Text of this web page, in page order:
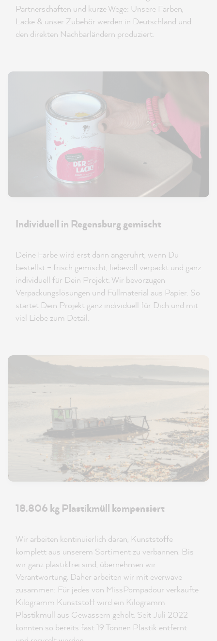
Partnerschaften und kurze Wege: Unsere Farben,
Lacke & unser Zubehör werden in Deutschland und
den direkten Nachbarländern produziert.
Individuell in Regensburg gemischt
Deine Farbe wird erst dann angerührt, wenn Du
bestellst – frisch gemischt, liebevoll verpackt und ganz
individuell für Dein Projekt. Wir bevorzugen
Verpackungslösungen und Füllmaterial aus Papier. So
startet Dein Projekt ganz individuell für Dich und mit
viel Liebe zum Detail.
18.806 kg Plastikmüll kompensiert
Wir arbeiten kontinuierlich daran, Kunststoffe
komplett aus unserem Sortiment zu verbannen. Bis
wir ganz plastikfrei sind, übernehmen wir
Verantwortung. Daher arbeiten wir mit everwave
zusammen: Für jedes von MissPompadour verkaufte
Kilogramm Kunststoff wird ein Kilogramm
Plastikmüll aus Gewässern geholt. Seit Juli 2022
konnten so bereits fast 19 Tonnen Plastik entfernt